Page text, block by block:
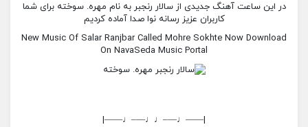
در این ساعت آهنگ جدیدی از سالار رنجبر به نام مهره. سوخته برای شما
کاربران عزیز رسانه نوا صدا آماده کردیم
New Music Of Salar Ranjbar Called Mohre Sokhte Now Download
On NavaSeda Music Portal
|——♩—–♩♩—–♩——|